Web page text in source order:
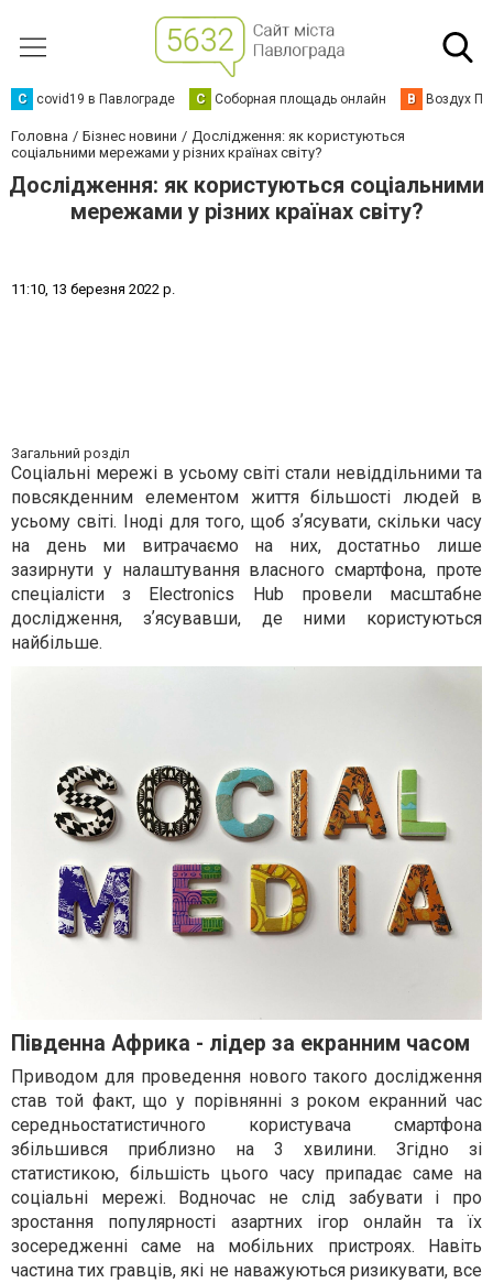
C covid19 в Павлограде С Соборная площадь онлайн В Воздух
Головна Бізнес новини
Дослідження: як користуються
соціальними мережами у різних країнах світу?
Дослідження: як користуються соціальними
мережами у різних країнах світу?
1 1 :10, 13 березня 2022 р.
Загальний розділ
Соціальні мережі в усьому світі стали невіддільними та
повсякденним елементом життя більшості людей в
усьому світі. Іноді для того, щоб зʼясувати, скільки часу
на день ми витрачаємо на них, достатньо лише
зазирнути у налаштування власного смартфона, проте
спеціалісти з Electronics Hub провели масштабне
дослідження, зʼясувавши, де ними користуються
найбільше.
Південна Африка - лідер за екранним часом
Приводом для проведення нового такого дослідження
став той факт, що у порівнянні з роком екранний час
середньостатистичного користувача смартфона
збільшився приблизно на 3 хвилини. Згідно зі
статистикою, більшість цього часу припадає саме на
соціальні мережі. Водночас не слід забувати і про
зростання популярності азартних ігор онлайн та їх
зосередженні саме на мобільних пристроях. Навіть
частина тих гравців, які не наважуються ризикувати, все